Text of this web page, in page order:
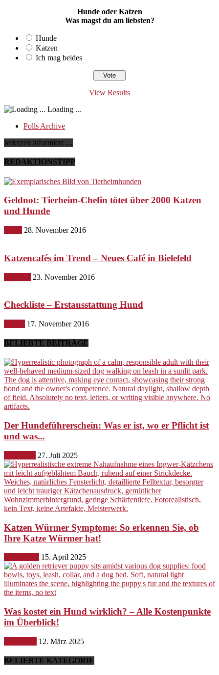
Hunde oder Katzen
Was magst du am liebsten?
Hunde
Katzen
Ich mag beides
View Results
Loading ...
Polls Archive
Jederzeit informiert …
REDAKTIONSTIPP
Geldnot: Tierheim-Chefin tötet über 2000 Katzen
und Hunde
28. November 2016
Katzencafés im Trend – Neues Café in Bielefeld
23. November 2016
Checkliste – Erstausstattung Hund
17. November 2016
BELIEBTE BEITRÄGE
Der Hundeführerschein: Was er ist, wo er Pflicht ist
und was...
27. Juli 2025
Katzen Würmer Symptome: So erkennen Sie, ob
Ihre Katze Würmer hat!
15. April 2025
Was kostet ein Hund wirklich? – Alle Kostenpunkte
im Überblick!
12. März 2025
BELIEBTE KATEGORIE